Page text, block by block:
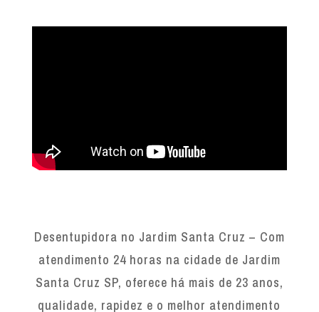
Desentupidora no Jardim Santa Cruz – Com
atendimento 24 horas na cidade de Jardim
Santa Cruz SP, oferece há mais de 23 anos,
qualidade, rapidez e o melhor atendimento